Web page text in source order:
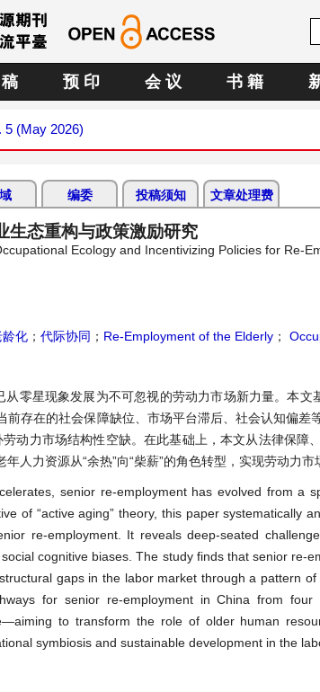
预 印 会 议 书 籍
5 (May 2026)
编委 投稿须知 文章处理费
生态重构与政策激励研究
Ecology and Incentivizing Policies for Re-
龄化 ； 代际协同 ； Re-Employment of the Elderly ；
零星现象发展为不可忽视的劳动力市场新力量。本文
存在的社会保障缺位、市场平台滞后、社会认知偏差
劳动力市场结构性空缺。在此基础上，本文从法律保障
人力资源从“余热”向“柴薪”的角色转型，实现劳动力市
senior re-employment has evolved from a
of “active aging” theory, this paper systematically
re-employment. It reveals deep-seated
cognitive biases. The study finds that senior re-
gaps in the labor market through a pattern of
for senior re-employment in China from four
to transform the role of older human
symbiosis and sustainable development in the